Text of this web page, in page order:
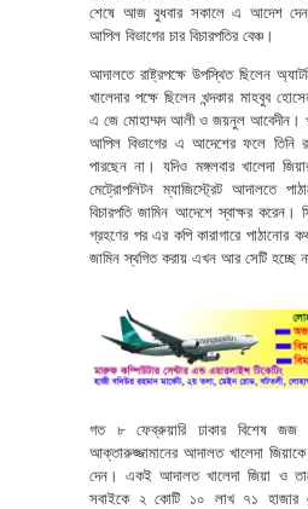
শেষে আজ বুধবার সকালে এ আদেশ দেন
আপিল বিভাগের চার বিচারপতির বেঞ্চ।
আদালতে রাষ্ট্রপক্ষে উপস্থিত ছিলেন
খালেদার পক্ষে ছিলেন খন্দকার মাহবুব
এ জে মোহাম্মদ আলী ও জয়নুল আবেদীন।
আপিল বিভাগের এ আদেশের ফলে তিনি
পারছেন না। যদিও মঙ্গলবার খালেদা
মেট্রোপলিটন ম্যাজিস্ট্রেট আদালতে
বিচারপতি জামিন আদেশে স্বাক্ষর
গ্রহণের পর এর কপি কারাগারে পাঠানোর
জামিন স্থগিত করায় এখন আর সেটি হচ্ছে
গত ৮ ফেব্রুয়ারি ঢাকার বিশেষ জজ
আক্তারুজ্জামানের আদালত খালেদা
দেন। একই আদালত খালেদা জিয়া ও
সবাইকে ২ কোটি ১০ লাখ ৭১ হাজার